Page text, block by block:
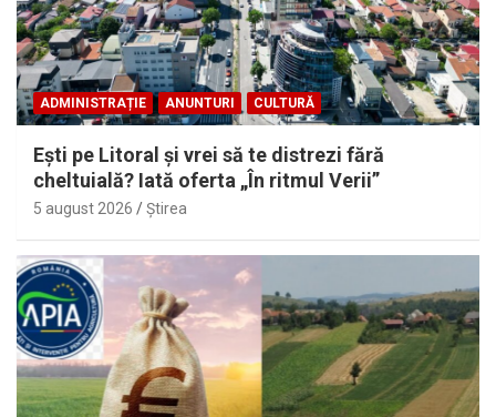
ADMINISTRAȚIE ANUNTURI CULTURĂ
Eşti pe Litoral şi vrei să te distrezi fără
cheltuială? Iată oferta „În ritmul Verii”
5 august 2026 Ştirea